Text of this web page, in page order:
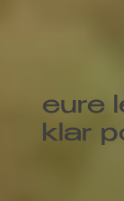
eure
klar